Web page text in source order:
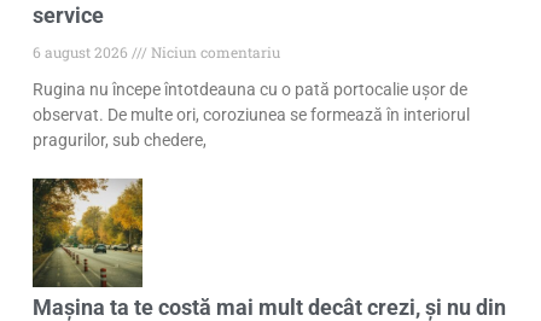
service
6 august 2026
Niciun comentariu
Rugina nu începe întotdeauna cu o pată portocalie ușor de
observat. De multe ori, coroziunea se formează în interiorul
pragurilor, sub chedere,
Mașina ta te costă mai mult decât crezi, și nu din